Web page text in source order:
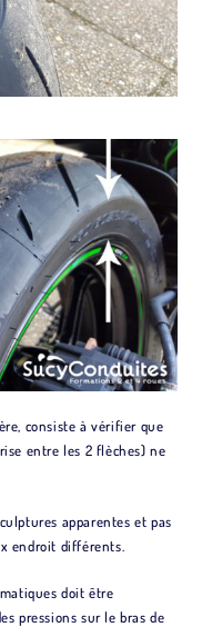
consiste à vérifier que
entre les 2 flèches) ne
apparentes et pas
endroit différents.
doit être
pressions sur le bras de